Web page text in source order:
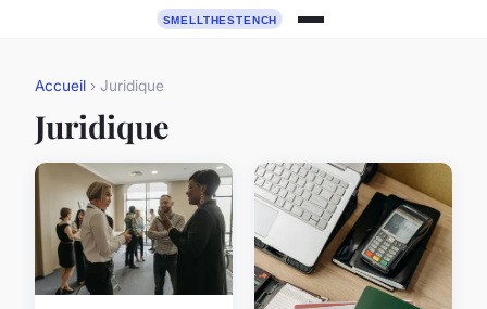
Accueil › Juridique
Juridique